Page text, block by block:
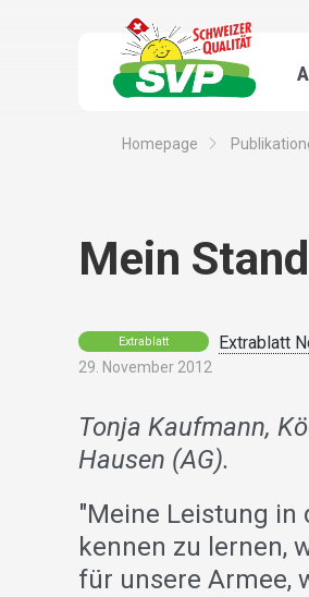
Homepage
Mein
Extrablatt Extrablatt
29. November 2012
Tonja Kaufmann,
Hausen (AG).
"Meine Leistung in
kennen zu lernen,
für unsere Armee,